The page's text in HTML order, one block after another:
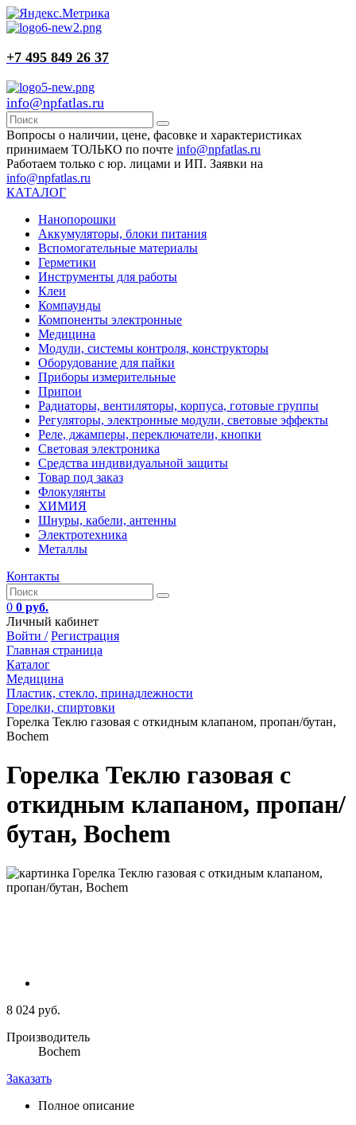
+7 495 849 26 37
info@npfatlas.ru
Вопросы о наличии, цене, фасовке и характеристиках
принимаем ТОЛЬКО по почте info@npfatlas.ru
Работаем только с юр. лицами и ИП. Заявки на
info@npfatlas.ru
КАТАЛОГ
Нанопорошки
Аккумуляторы, блоки питания
Вспомогательные материалы
Герметики
Инструменты для работы
Клеи
Компаунды
Компоненты электронные
Медицина
Модули, системы контроля, конструкторы
Оборудование для пайки
Приборы измерительные
Припои
Радиаторы, вентиляторы, корпуса, готовые группы
Регуляторы, электронные модули, световые эффекты
Реле, джамперы, переключатели, кнопки
Световая электроника
Средства индивидуальной защиты
Товар под заказ
Флокулянты
ХИМИЯ
Шнуры, кабели, антенны
Электротехника
Металлы
Контакты
0 0 руб.
Личный кабинет
Войти / Регистрация
Главная страница
Каталог
Медицина
Пластик, стекло, принадлежности
Горелки, спиртовки
Горелка Теклю газовая с откидным клапаном, пропан/бутан,
Bochem
Горелка Теклю газовая с
откидным клапаном, пропан/
бутан, Bochem
8 024 руб.
Производитель
Bochem
Заказать
Полное описание